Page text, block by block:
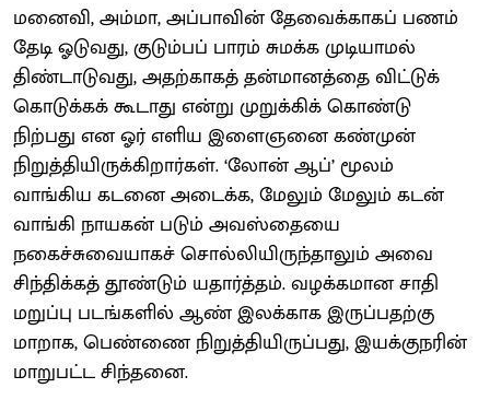
மனைவி, அம்மா, அப்பாவின் தேவைக்காகப் பணம்
தேடி ஓடுவது, குடும்பப் பாரம் சுமக்க முடியாமல்
திண்டாடுவது, அதற்காகத் தன்மானத்தை விட்டுக்
கொடுக்கக் கூடாது என்று முறுக்கிக் கொண்டு
நிற்பது என ஓர் எளிய இளைஞனை கண்முன்
நிறுத்தியிருக்கிறார்கள். ‘லோன் ஆப்’ மூலம்
வாங்கிய கடனை அடைக்க, மேலும் மேலும் கடன்
வாங்கி நாயகன் படும் அவஸ்தையை
நகைச்சுவையாகச் சொல்லியிருந்தாலும் அவை
சிந்திக்கத் தூண்டும் யதார்த்தம். வழக்கமான சாதி
மறுப்பு படங்களில் ஆண் இலக்காக இருப்பதற்கு
மாறாக, பெண்ணை நிறுத்தியிருப்பது, இயக்குநரின்
மாறுபட்ட சிந்தனை.